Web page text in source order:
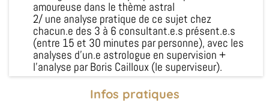
amoureuse dans le thème astral
2/ une analyse pratique de ce sujet chez
chacun.e des 3 à 6 consultant.e.s présent.e.s
(entre 15 et 30 minutes par personne), avec les
analyses d'un.e astrologue en supervision +
l'analyse par Boris Cailloux (le superviseur).
Infos pratiques